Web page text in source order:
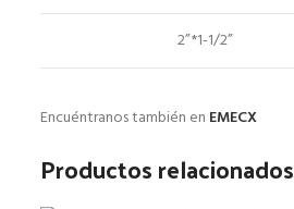
2”*1-1/2”
Encuéntranos también en EMECX
Productos relacionados